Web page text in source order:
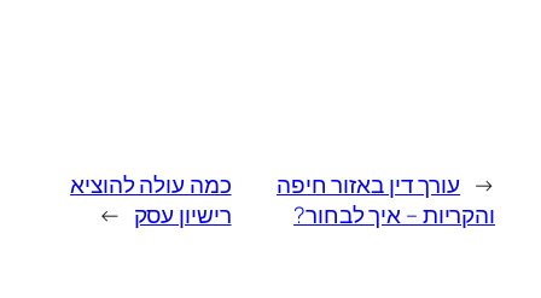
← עורך דין באזור חיפה
והקריות – איך לבחור?
כמה עולה להוציא
רישיון עסק →